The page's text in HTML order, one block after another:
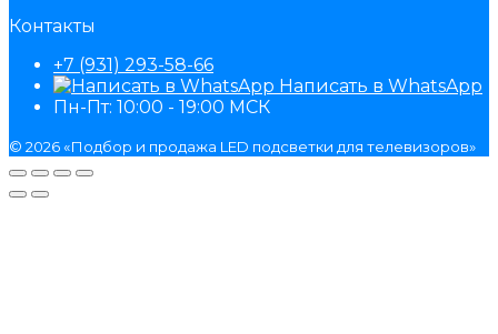
Контакты
+7 (931) 293-58-66
Написать в WhatsApp
Пн-Пт: 10:00 - 19:00 МСК
© 2026 «Подбор и продажа LED подсветки для телевизоров»